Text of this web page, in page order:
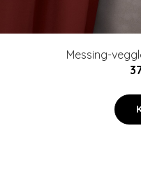
Messing-